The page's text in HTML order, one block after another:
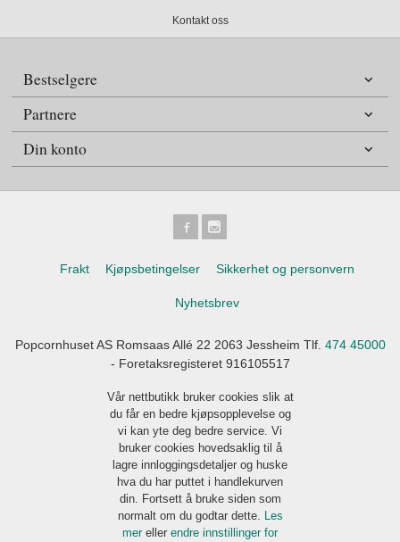
Kontakt oss
Bestselgere
Partnere
Din konto
Frakt Kjøpsbetingelser Sikkerhet og personvern
Nyhetsbrev
Popcornhuset AS Romsaas Allé 22 2063 Jessheim Tlf. 474 45000
- Foretaksregisteret 916105517
Vår nettbutikk bruker cookies slik at
du får en bedre kjøpsopplevelse og
vi kan yte deg bedre service. Vi
bruker cookies hovedsaklig til å
lagre innloggingsdetaljer og huske
hva du har puttet i handlekurven
din. Fortsett å bruke siden som
normalt om du godtar dette. Les
mer eller endre innstillinger for